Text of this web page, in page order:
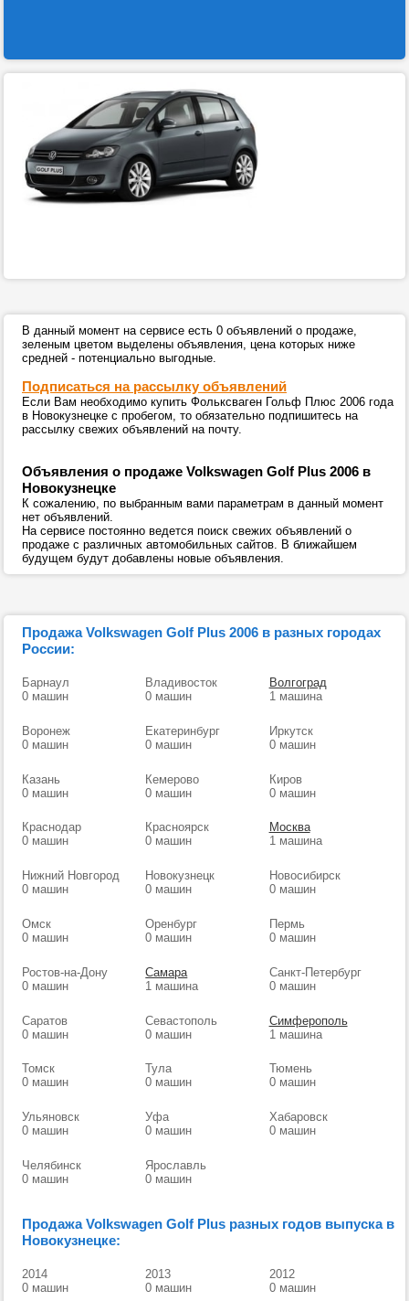
В данный момент на сервисе есть 0 объявлений о продаже,
зеленым цветом выделены объявления, цена которых ниже
средней - потенциально выгодные.
Подписаться на рассылку объявлений
Если Вам необходимо купить Фольксваген Гольф Плюс 2006 года
в Новокузнецке с пробегом, то обязательно подпишитесь на
рассылку свежих объявлений на почту.
Объявления о продаже Volkswagen Golf Plus 2006 в
Новокузнецке
К сожалению, по выбранным вами параметрам в данный момент
нет объявлений.
На сервисе постоянно ведется поиск свежих объявлений о
продаже с различных автомобильных сайтов. В ближайшем
будущем будут добавлены новые объявления.
Продажа Volkswagen Golf Plus 2006 в разных городах
России:
Барнаул
0 машин
Владивосток
0 машин
Волгоград
1 машина
Воронеж
0 машин
Екатеринбург
0 машин
Иркутск
0 машин
Казань
0 машин
Кемерово
0 машин
Киров
0 машин
Краснодар
0 машин
Красноярск
0 машин
Москва
1 машина
Нижний Новгород
0 машин
Новокузнецк
0 машин
Новосибирск
0 машин
Омск
0 машин
Оренбург
0 машин
Пермь
0 машин
Ростов-на-Дону
0 машин
Самара
1 машина
Санкт-Петербург
0 машин
Саратов
0 машин
Севастополь
0 машин
Симферополь
1 машина
Томск
0 машин
Тула
0 машин
Тюмень
0 машин
Ульяновск
0 машин
Уфа
0 машин
Хабаровск
0 машин
Челябинск
0 машин
Ярославль
0 машин
Продажа Volkswagen Golf Plus разных годов выпуска в
Новокузнецке:
2014
0 машин
2013
0 машин
2012
0 машин